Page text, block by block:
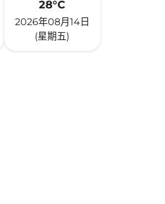
28°C
2026年08月14日
(星期五)